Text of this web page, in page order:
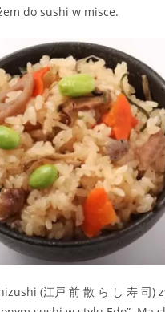
do sushi w misce.
(江戸 前 散 ら し 寿 司)